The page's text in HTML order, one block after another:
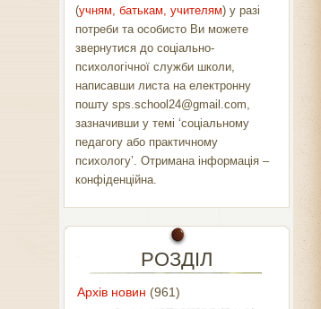
(учням, батькам, учителям) у разі
потреби та особисто Ви можете
звернутися до соціально-
психологічної служби школи,
написавши листа на електронну
пошту sps.school24@gmail.com,
зазначивши у темі ‘соціальному
педагогу або практичному
психологу’. Отримана інформація –
конфіденційна.
РОЗДІЛ
Архів новин (961)